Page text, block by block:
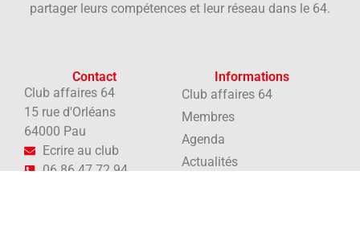
partager leurs compétences et leur réseau dans le 64.
Contact
Club affaires 64
15 rue d'Orléans
64000 Pau
Ecrire au club
06 86 47 72 94
Informations
Club affaires 64
Membres
Agenda
Actualités